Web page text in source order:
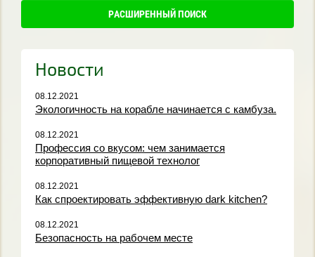
РАСШИРЕННЫЙ ПОИСК
Новости
08.12.2021
Экологичность на корабле начинается с камбуза.
08.12.2021
Профессия со вкусом: чем занимается
корпоративный пищевой технолог
08.12.2021
Как спроектировать эффективную dark kitchen?
08.12.2021
Безопасность на рабочем месте